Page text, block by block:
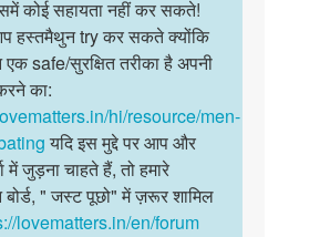
कोई सहायता नहीं कर सकते!
हस्तमैथुन try कर सकते क्योंकि
safe/सुरक्षित तरीका है अपनी
का:
hi/resource/men-
यदि इस मुद्दे पर आप और
में जुड़ना चाहते हैं, तो हमारे
" जस्ट पूछो" में ज़रूर शामिल
lovematters.in/en/forum